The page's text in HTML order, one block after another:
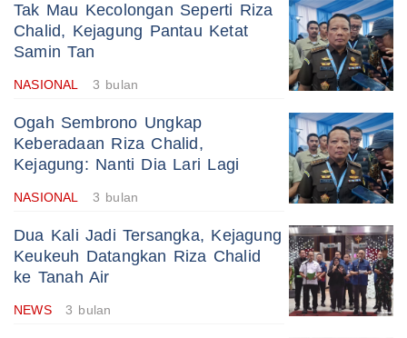
Tak Mau Kecolongan Seperti Riza
Chalid, Kejagung Pantau Ketat
Samin Tan
NASIONAL 3 bulan
Ogah Sembrono Ungkap
Keberadaan Riza Chalid,
Kejagung: Nanti Dia Lari Lagi
NASIONAL 3 bulan
Dua Kali Jadi Tersangka, Kejagung
Keukeuh Datangkan Riza Chalid
ke Tanah Air
NEWS 3 bulan